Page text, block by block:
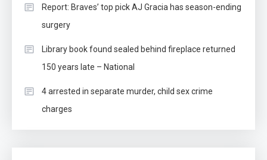
Report: Braves’ top pick AJ Gracia has season-ending
surgery
Library book found sealed behind fireplace returned
150 years late – National
4 arrested in separate murder, child sex crime
charges